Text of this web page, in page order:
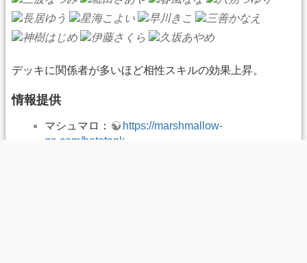
デッキに関係者が多いほど相性スキルの効果上昇。
情報提供
マシュマロ：
https://marshmallow-
qa.com/hatotank